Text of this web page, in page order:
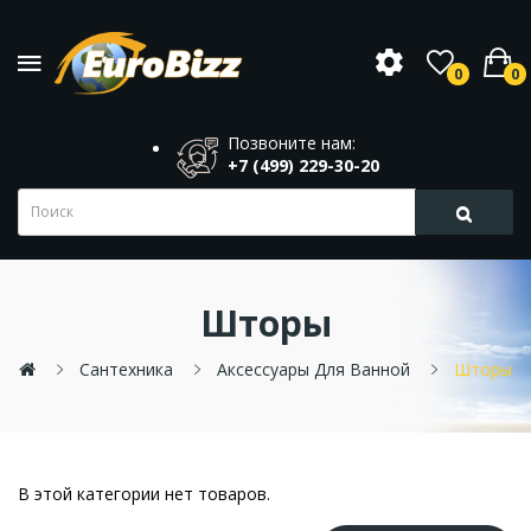
0 0
Позвоните нам:
+7 (499) 229-30-20
Шторы
Сантехника Аксессуары Для Ванной Шторы
В этой категории нет товаров.